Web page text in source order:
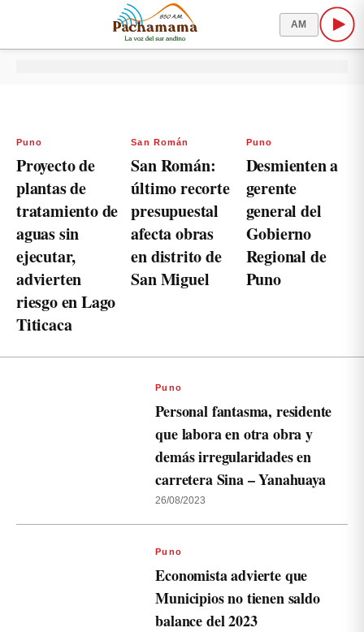
AM
Puno
Proyecto de
plantas de
tratamiento de
aguas sin
ejecutar,
advierten
riesgo en Lago
Titicaca
San Román
San Román:
último recorte
presupuestal
afecta obras
en distrito de
San Miguel
Puno
Desmienten a
gerente
general del
Gobierno
Regional de
Puno
Puno
Personal fantasma, residente
que labora en otra obra y
demás irregularidades en
carretera Sina – Yanahuaya
26/08/2023
Puno
Economista advierte que
Municipios no tienen saldo
balance del 2023